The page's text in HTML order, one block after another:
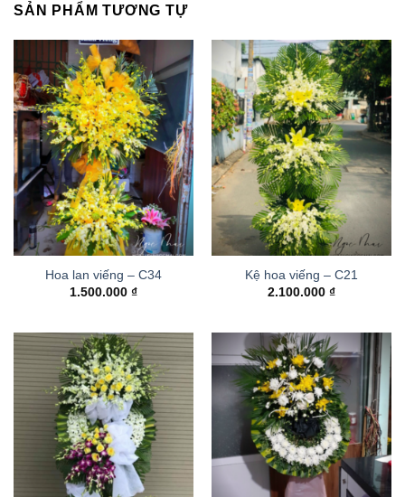
SẢN PHẨM TƯƠNG TỰ
Hoa lan viếng – C34
1.500.000 ₫
Kệ hoa viếng – C21
2.100.000 ₫